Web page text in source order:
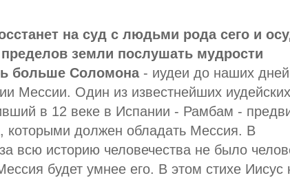
на суд с людьми рода сего и
земли послушать мудрости
больше Соломона- иудеи до наших
Мессии. Один из известнейших иудейских
в 12 веке в Испании - Рамбам -
которыми должен обладать Мессия. В
всю историю человечества не было
будет умнее его. В этом стихе Иисус